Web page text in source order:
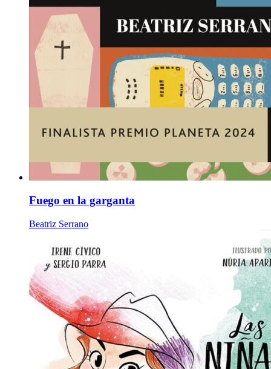
Fuego en la garganta
Beatriz Serrano